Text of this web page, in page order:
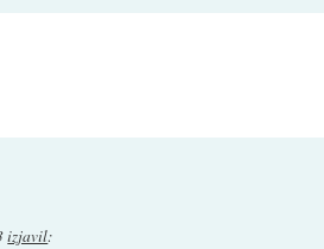
izjavil: